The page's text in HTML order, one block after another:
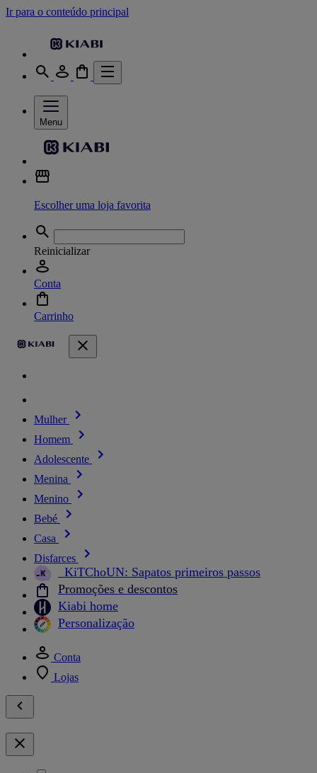
Ir para o conteúdo principal
Menu
Escolher uma loja favorita
Reinicializar
Conta
Carrinho
Mulher
Homem
Adolescente
Menina
Menino
Bebé
Casa
Disfarces
_KiTChoUN: Sapatos primeiros passos
Promoções e descontos
Kiabi home
Personalização
Conta
Lojas